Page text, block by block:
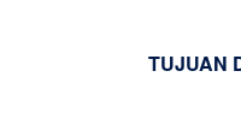
TUJUAN